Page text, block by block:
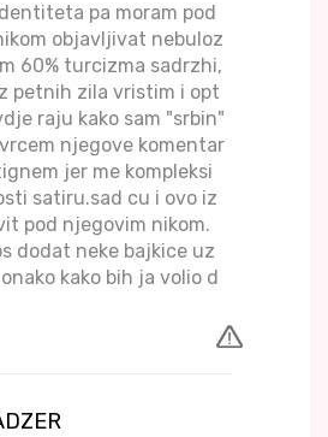
pa moram pod
objavljivat nebuloz
60% turcizma sadrzhi,
petnih zila vristim i opt
raju kako sam "srbin"
njegove komentar
jer me kompleksi
satiru.sad cu i ovo iz
pod njegovim nikom.
dodat neke bajkice uz
kako bih ja volio d